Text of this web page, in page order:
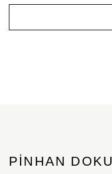
ürün
PINHAN DOKU